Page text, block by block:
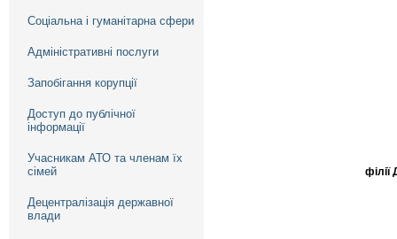
Соціальна і гуманітарна сфери
Адміністративні послуги
Запобігання корупції
Доступ до публічної
інформації
Учасникам АТО та членам їх
сімей
Децентралізація державної
влади
філії